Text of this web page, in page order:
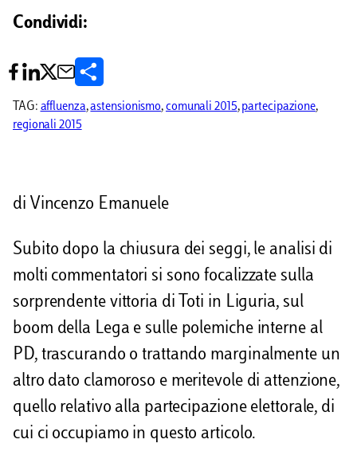
Condividi:
i
d
i
TAG: affluenza, astensionismo, comunali 2015, partecipazione,
regionali 2015
di Vincenzo Emanuele
Subito dopo la chiusura dei seggi, le analisi di
molti commentatori si sono focalizzate sulla
sorprendente vittoria di Toti in Liguria, sul
boom della Lega e sulle polemiche interne al
PD, trascurando o trattando marginalmente un
altro dato clamoroso e meritevole di attenzione,
quello relativo alla partecipazione elettorale, di
cui ci occupiamo in questo articolo.